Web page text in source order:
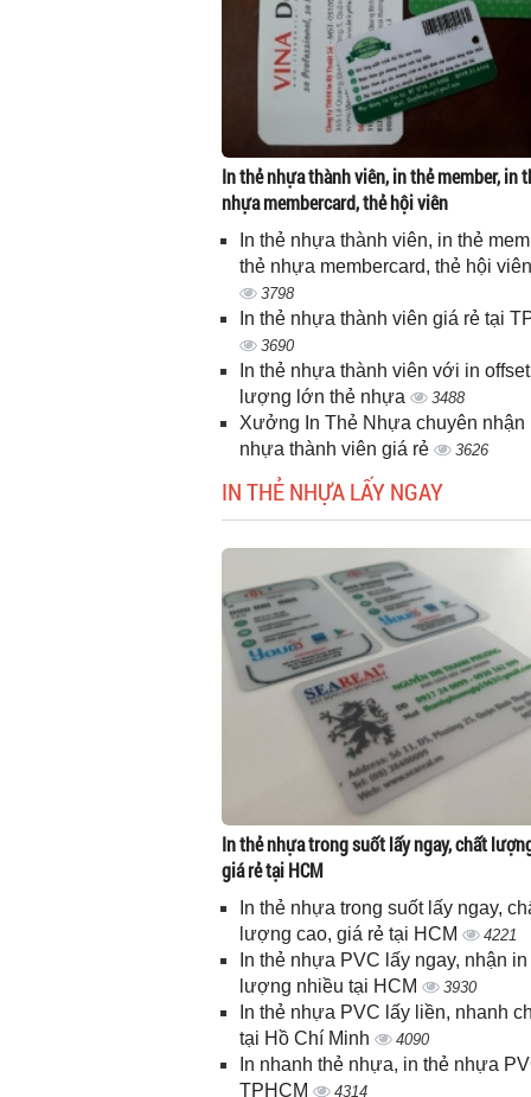
In thẻ nhựa thành viên, in thẻ member, in
nhựa membercard, thẻ hội viên
In thẻ nhựa thành viên, in thẻ
thẻ nhựa membercard, thẻ hội viên
3798
In thẻ nhựa thành viên giá rẻ tại
3690
In thẻ nhựa thành viên với in
lượng lớn thẻ nhựa
3488
Xưởng In Thẻ Nhựa chuyên nhận
nhựa thành viên giá rẻ
3626
IN THẺ NHỰA LẤY NGAY
In thẻ nhựa trong suốt lấy ngay, chất
giá rẻ tại HCM
In thẻ nhựa trong suốt lấy ngay,
lượng cao, giá rẻ tại HCM
4221
In thẻ nhựa PVC lấy ngay, nhận in
lượng nhiều tại HCM
3930
In thẻ nhựa PVC lấy liền, nhanh
tại Hồ Chí Minh
4090
In nhanh thẻ nhựa, in thẻ nhựa
TPHCM
4314